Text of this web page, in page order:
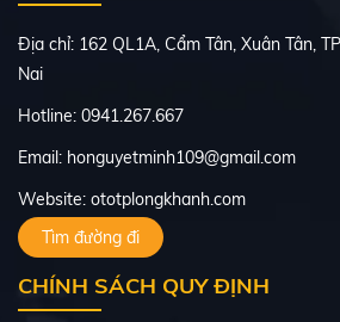
Địa chỉ: 162 QL1A, Cẩm Tân, Xuân Tân,
Nai
Hotline: 0941.267.667
Email: honguyetminh109@gmail.com
Website: ototplongkhanh.com
Tìm đường đi
CHÍNH SÁCH QUY ĐỊNH